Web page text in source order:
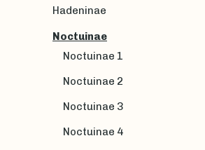
Hadeninae
Noctuinae
Noctuinae 1
Noctuinae 2
Noctuinae 3
Noctuinae 4